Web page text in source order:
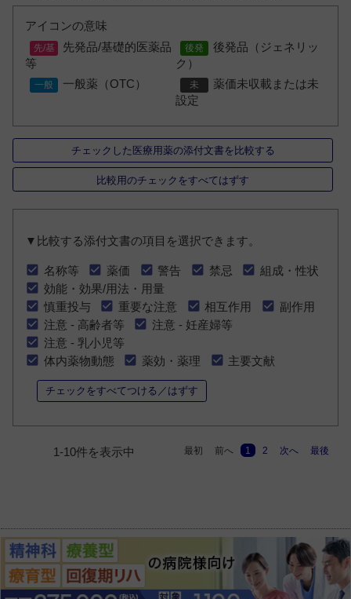
アイコンの意味
先発品/基礎的医薬品
等
後発品（ジェネリッ
ク）
一般薬（OTC）
薬価未収載または未
設定
チェックした医療用薬の添付文書を比較する
比較用のチェックをすべてはずす
▼比較する添付文書の項目を選択できます。
名称等 薬価 警告 禁忌
組成・性状
効能・効果/用法・用量
慎重投与
重要な注意 相互作用
副作用
注意 - 高齢者等
注意 - 妊産婦等
注意 - 乳小児等
体内薬物動態
薬効・薬理 主要文献
チェックをすべてつける／はずす
1-10件を表示中 最初 前へ 1 2 次へ 最後